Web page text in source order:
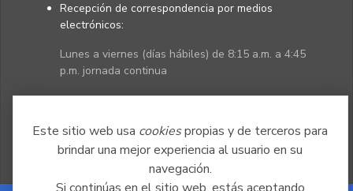
Este sitio web usa cookiespropias y de terceros para
brindar una mejor experiencia al usuario en su
navegación.
Recepción de correspondencia por medios
electrónicos:
Lunes a viernes (días hábiles) de 8:15 a.m. a 4:45
p.m. jornada continua